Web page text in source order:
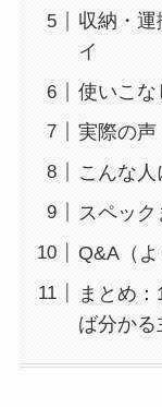
収納・
イ
使いこな
実際の声
こんな
スペック
Q&A（よ
まとめ
ば分かる